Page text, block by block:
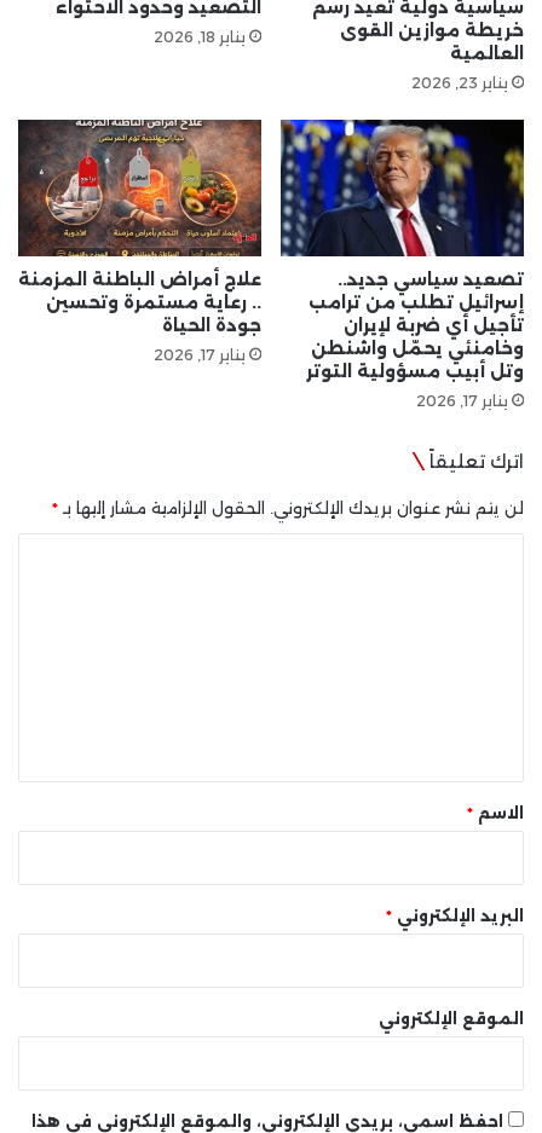
سياسية دولية تعيد رسم
خريطة موازين القوى
العالمية
يناير 23, 2026
التصعيد وحدود الاحتواء
يناير 18, 2026
تصعيد سياسي جديد..
إسرائيل تطلب من ترامب
تأجيل أي ضربة لإيران
وخامنئي يحمّل واشنطن
وتل أبيب مسؤولية التوتر
يناير 17, 2026
علاج أمراض الباطنة المزمنة
.. رعاية مستمرة وتحسين
جودة الحياة
يناير 17, 2026
اترك تعليقاً
لن يتم نشر عنوان بريدك الإلكتروني. الحقول الإلزامية مشار إليها بـ*
* الاسم *
البريد الإلكتروني *
الموقع الإلكتروني
احفظ اسمي، بريدي الإلكتروني، والموقع الإلكتروني في هذا